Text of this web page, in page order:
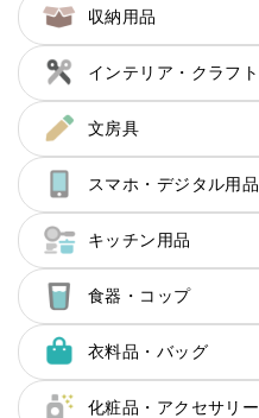
収納用品
インテリア・クラフト
文房具
スマホ・デジタル用品
キッチン用品
食器・コップ
衣料品・バッグ
化粧品・アクセサリー